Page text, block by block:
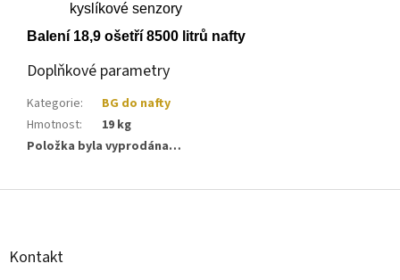
kyslíkové senzory
Balení 18,9 ošetří 8500 litrů nafty
Doplňkové parametry
Kategorie:
BG do nafty
Hmotnost:
19 kg
Položka byla vyprodána…
Z
Kontakt